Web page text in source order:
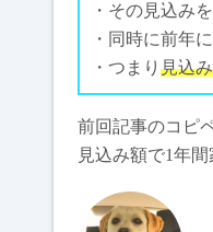
・その見込み
・同時に前年
・つまり 見込
前回記事のコピ
見込み額で1年